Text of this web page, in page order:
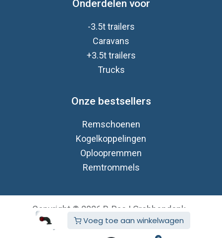
Voeg toe aan winkelwagen
Onderdelen voor
-3.5t trailers
Caravans
+3.5t trailers
Trucks
Onze bestsellers
Remschoenen
Kogelkoppelingen
Oploopremmen
Remtrommels
Copyright © 2026 B-Pac | Grobbendonk
Nederlands (BE)
Aangeboden door Open source e-